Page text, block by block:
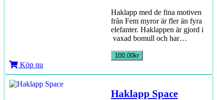
Haklapp med de fina motiven
från Fem myror är fler än fyra
elefanter. Haklappen är gjord i
vaxad bomull och har…
100,00kr
Köp nu
Haklapp Space